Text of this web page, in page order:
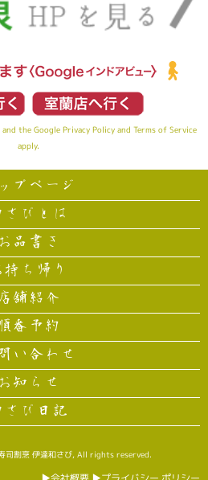
the Google Privacy Policy and Terms of Service
apply.
プページ
さびとは
お品書き
持ち帰り
店舗紹介
番予約
い合わせ
お知らせ
さび日記
司割烹 伊達和さび, All rights reserved.